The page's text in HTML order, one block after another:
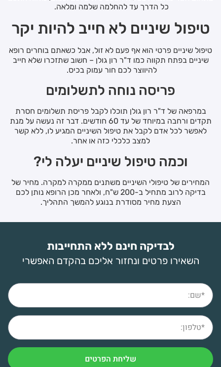
כל הדרך עד להחלמה שלמה ומלאה.
טיפול שיניים לא חייב להיות יקר
טיפול שיניים פרטי הוא אף פעם לא זול, אבל כשאתם בוחרים רופא
שיניים בפתח תקווה כמו ד"ר רון גולן – חשוב שתזכרו שלא חייב
להיווצר לכם חור עמוק בכיס.
פריסה נוחה לתשלומים
במרפאה של ד"ר רון גולן תוכלו לקבל פריסת תשלומים חסרת
תקדים ורחבה במיוחד של עד 60 חודשים. דבר זה נעשה על מנת
לאפשר לכל אדם לקבל את טיפול השיניים המגיע לו, ללא קשר
למצב כלכלי כזה או אחר.
וכמה טיפול שיניים יעלה לי?
המחירים של טיפולי השיניים משתנים ממקרה למקרה. מחיר של
בדיקה לרוב מתחיל ב-200 ש"ח, ולאחר מכן הרופא נותן לכם
הצעת מחיר מסודרת בנוגע להמשך התהליך.
לבדיקה חינם ללא התחייבות
השאירו פרטים ונחזור אליכם בהקדם האפשרי
שליחת הפרטים